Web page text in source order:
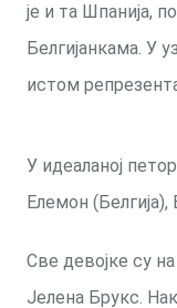
је и та Шпанија,
Белгијанкама. У
истом
У идеаланој
Елемон
Све девојке су
Јелена Брукс.